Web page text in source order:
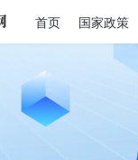
首页 国家政策